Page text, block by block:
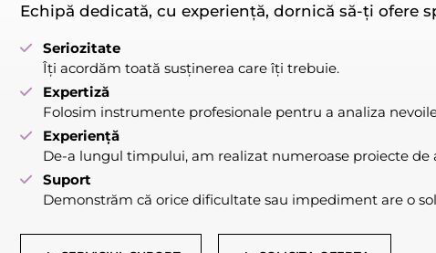
Echipă dedicată, cu experiență, dornică să-ți ofere
Seriozitate
Îți acordăm toată susținerea care îți trebuie.
Expertiză
Folosim instrumente profesionale pentru a analiza
Experiență
De-a lungul timpului, am realizat numeroase proiecte de
Suport
Demonstrăm că orice dificultate sau impediment are o